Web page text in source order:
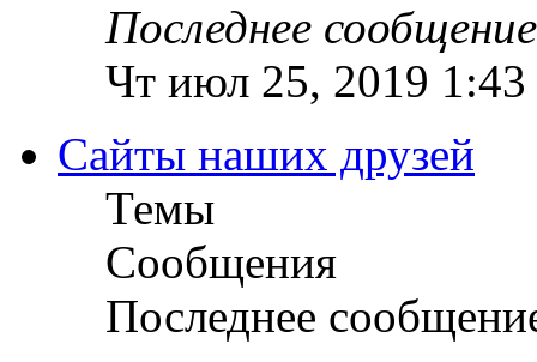
Последнее сообщение
Чт июл 25, 2019 1:43
Сайты наших друзей
Темы
Сообщения
Последнее